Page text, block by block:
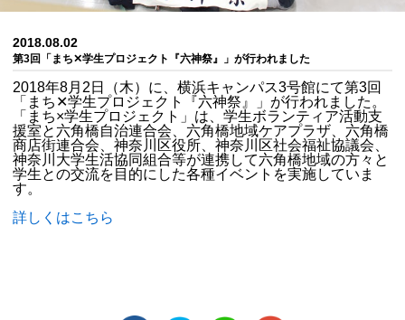
2018.08.02
第3回「まち✕学生プロジェクト『六神祭』」が行われました
2018年8月2日（木）に、横浜キャンパス3号館にて第3回
「まち✕学生プロジェクト『六神祭』」が行われました。
「まち×学生プロジェクト」は、学生ボランティア活動支
援室と六角橋自治連合会、六角橋地域ケアプラザ、六角橋
商店街連合会、神奈川区役所、神奈川区社会福祉協議会、
神奈川大学生活協同組合等が連携して六角橋地域の方々と
学生との交流を目的にした各種イベントを実施していま
す。
詳しくはこちら